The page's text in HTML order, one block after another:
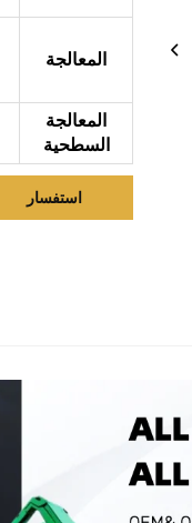
المعالجة
المعالجة
السطحية
استفسار